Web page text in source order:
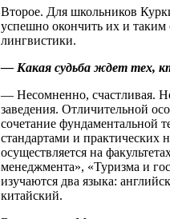
Второе. Для школьников
успешно окончить их и таким
лингвистики.
— Какая судьба ждет тех,
— Несомненно, счастливая.
заведения. Отличительной
сочетание фундаментальной
стандартами и
осуществляется на
менеджмента», «Туризма и
изучаются два языка:
китайский.